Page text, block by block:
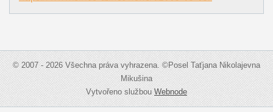
© 2007 - 2026 Všechna práva vyhrazena. ©Posel Taťjana Nikolajevna
Mikušina
Vytvořeno službouWebnode